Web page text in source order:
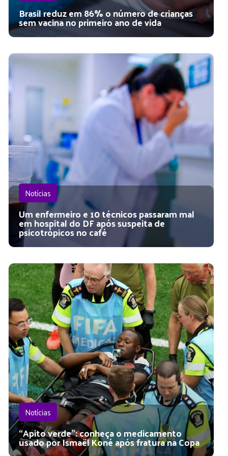
Brasil reduz em 86% o número de crianças
sem vacina no primeiro ano de vida
Notícias
Um enfermeiro e 10 técnicos passaram mal
em hospital do DF após suspeita de
psicotrópicos no café
Notícias
“Apito verde”: conheça o medicamento
usado por Ismaël Koné após fratura na Copa